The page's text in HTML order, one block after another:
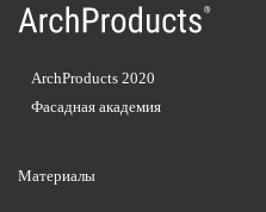
Материалы
ArchProducts 2020
Фасадная академия